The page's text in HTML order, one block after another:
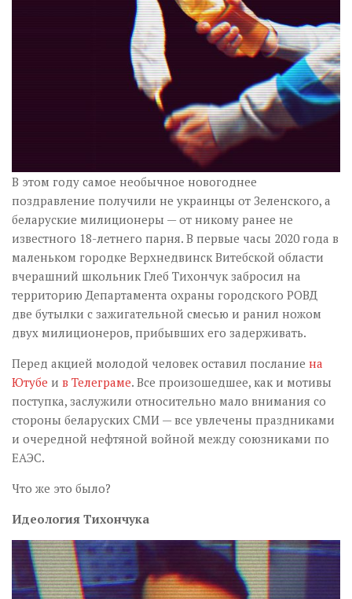
В этом году самое необычное новогоднее
поздравление получили не украинцы от Зеленского, а
беларуские милиционеры — от никому ранее не
известного 18-летнего парня. В первые часы 2020 года в
маленьком городке Верхнедвинск Витебской области
вчерашний школьник Глеб Тихончук забросил на
территорию Департамента охраны городского РОВД
две бутылки с зажигательной смесью и ранил ножом
двух милиционеров, прибывших его задерживать.
Перед акцией молодой человек оставил послание на
Ютубе и в Телеграме. Все произошедшее, как и мотивы
поступка, заслужили относительно мало внимания со
стороны беларуских СМИ — все увлечены праздниками
и очередной нефтяной войной между союзниками по
ЕАЭС.
Что же это было?
Идеология Тихончука